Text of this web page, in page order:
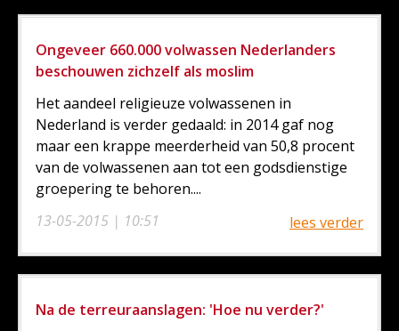
Ongeveer 660.000 volwassen Nederlanders
beschouwen zichzelf als moslim
13-05-2015 | 10:51
Het aandeel religieuze volwassenen in
Nederland is verder gedaald: in 2014 gaf nog
maar een krappe meerderheid van 50,8 procent
van de volwassenen aan tot een godsdienstige
groepering te behoren....
lees verder
Na de terreuraanslagen: 'Hoe nu verder?'